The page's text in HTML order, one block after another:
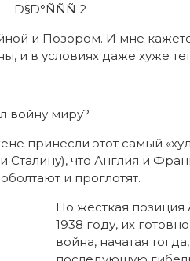
и Позором. И мне
и в условиях даже хуже
войну миру?
принесли этот самый
что Англия и
и проглотят.
Но жесткая
1938 году, их
война, начатая